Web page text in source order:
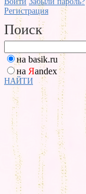
Регистрация
Поиск
на basik.ru
на Яandex
НАЙТИ